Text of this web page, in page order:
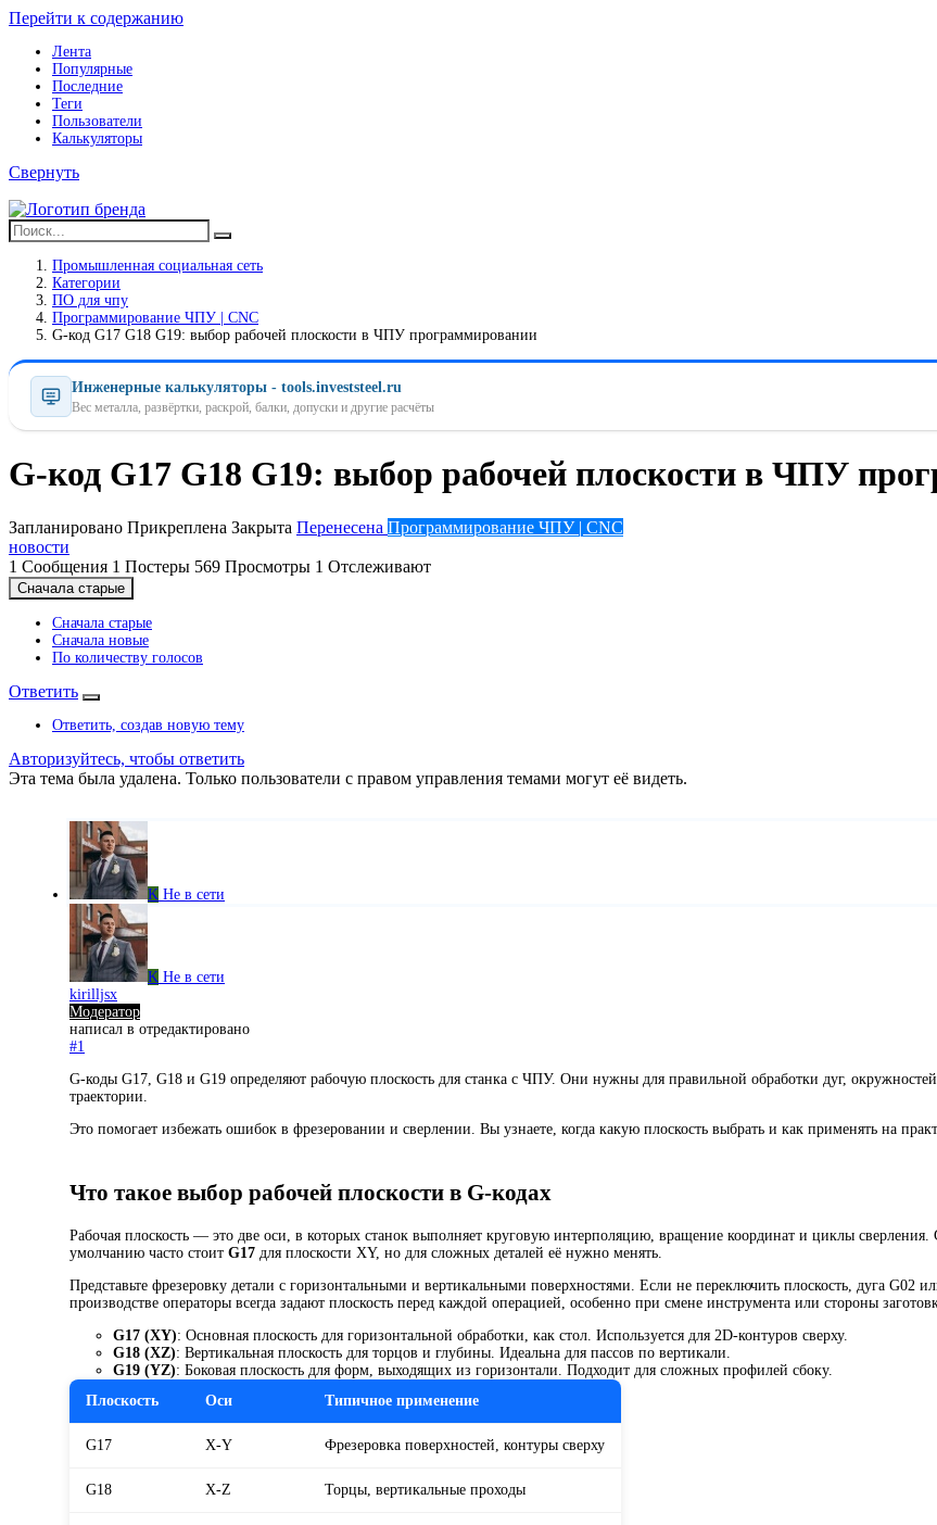
Перейти к содержанию
Лента
Популярные
Последние
Теги
Пользователи
Калькуляторы
Свернуть
Промышленная социальная сеть
Категории
ПO для чпу
Программирование ЧПУ | CNC
G-код G17 G18 G19: выбор рабочей плоскости в ЧПУ программировании
Инженерные калькуляторы - tools.investsteel.ru
Вес металла, развёртки, раскрой, балки, допуски и другие расчёты
G-код G17 G18 G19: выбор рабочей плоскости в ЧПУ
Запланировано Прикреплена Закрыта Перенесена Программирование ЧПУ | CNC
новости
1 Сообщения 1 Постеры 569 Просмотры 1 Отслеживают
Сначала старые
Сначала старые
Сначала новые
По количеству голосов
Ответить
Ответить, создав новую тему
Авторизуйтесь, чтобы ответить
Эта тема была удалена. Только пользователи с правом управления темами могут её видеть.
K Не в сети
K Не в сети
kirilljsx
Модератор
написал в отредактировано
#1
G-коды G17, G18 и G19 определяют рабочую плоскость для станка с ЧПУ. Они нужны для правильной обработки дуг,
траектории.
Это помогает избежать ошибок в фрезеровании и сверлении. Вы узнаете, когда какую плоскость выбрать и как применять на
Что такое выбор рабочей плоскости в G-кодах
Рабочая плоскость — это две оси, в которых станок выполняет круговую интерполяцию, вращение координат и циклы
умолчанию часто стоит G17 для плоскости XY, но для сложных деталей её нужно менять.
Представьте фрезеровку детали с горизонтальными и вертикальными поверхностями. Если не переключить плоскость, дуга
производстве операторы всегда задают плоскость перед каждой операцией, особенно при смене инструмента или стороны
G17 (XY): Основная плоскость для горизонтальной обработки, как стол. Используется для 2D-контуров сверху.
G18 (XZ): Вертикальная плоскость для торцов и глубины. Идеальна для пассов по вертикали.
G19 (YZ): Боковая плоскость для форм, выходящих из горизонтали. Подходит для сложных профилей сбоку.
Плоскость
Оси Типичное применение
G17 X-Y Фрезеровка поверхностей, контуры сверху
G18 X-Z Торцы, вертикальные проходы